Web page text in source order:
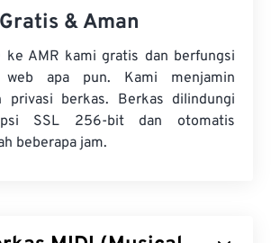
Gratis & Aman
ke AMR kami gratis dan berfungsi
apa pun. Kami menjamin
privasi berkas. Berkas dilindungi
SSL 256-bit dan otomatis
beberapa jam.